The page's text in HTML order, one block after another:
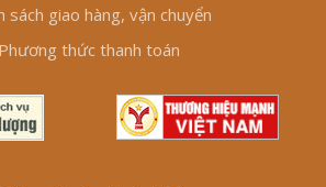
sách giao hàng, vận chuyển
Phương thức thanh toán